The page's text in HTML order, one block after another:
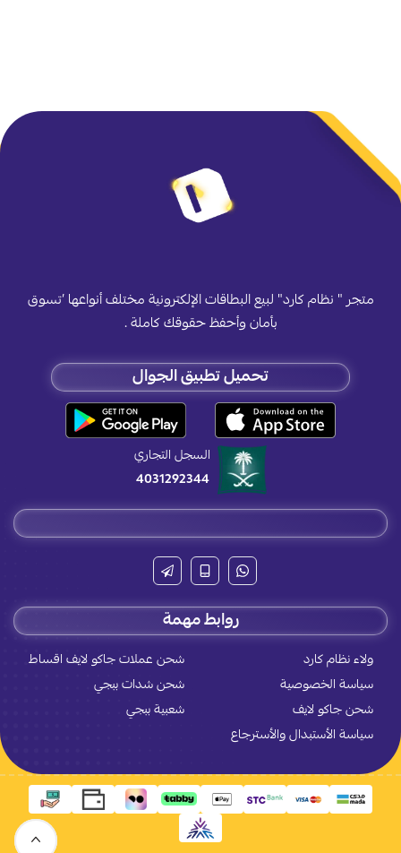
متجر " نظام كارد" لبيع البطاقات الإلكترونية مختلف أنواعها ’تسوق
بأمان وأحفظ حقوقك كاملة .
تحميل تطبيق الجوال
السجل التجاري
4031292344
روابط مهمة
ولاء نظام كارد
شحن عملات جاكو لايف اقساط
سياسة الخصوصية
شحن شدات ببجي
شحن جاكو لايف
شعبية ببجي
سياسة الأستبدال والأسترجاع